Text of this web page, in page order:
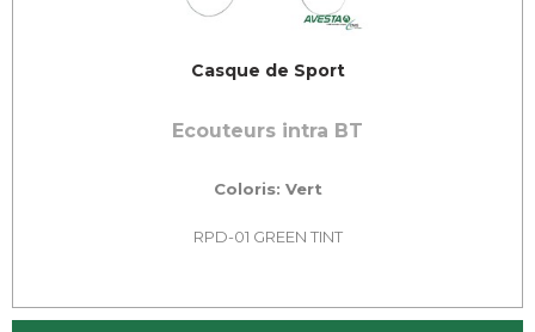
Casque de Sport
Ecouteurs intra BT
Coloris: Vert
RPD-01 GREEN TINT